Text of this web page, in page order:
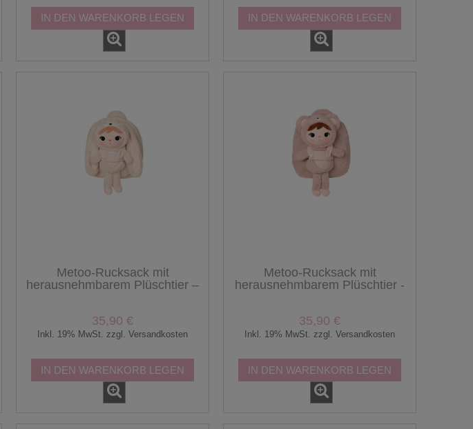
IN DEN WARENKORB LEGEN IN DEN WARENKORB LEGEN
Metoo-Rucksack mit
herausnehmbarem Plüschtier –
35,90 €
Inkl. 19% MwSt. zzgl. Versandkosten
IN DEN WARENKORB LEGEN
Metoo-Rucksack mit
herausnehmbarem Plüschtier -
35,90 €
Inkl. 19% MwSt. zzgl. Versandkosten
IN DEN WARENKORB LEGEN